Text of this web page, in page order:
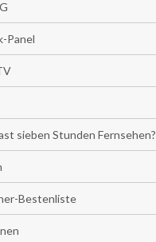
Panel
sieben Stunden Fernsehen?
Bestenliste